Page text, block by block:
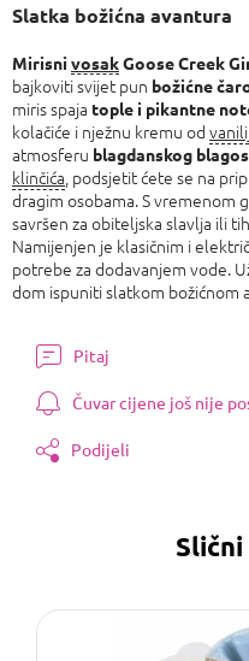
Slatka božićna avantura
Mirisni vosakGoose Creek
bajkoviti svijet pun božićne
miris spaja tople i pikantne
kolačiće i nježnu kremu od
atmosferu blagdanskog
klinčića , podsjetit ćete se na
dragim osobama. S vremenom
savršen za obiteljska slavlja ili
Namijenjen je klasičnim i
potrebe za dodavanjem vode.
dom ispuniti slatkom božićnom
Pitaj
Čuvar cijene još nije
Podijeli